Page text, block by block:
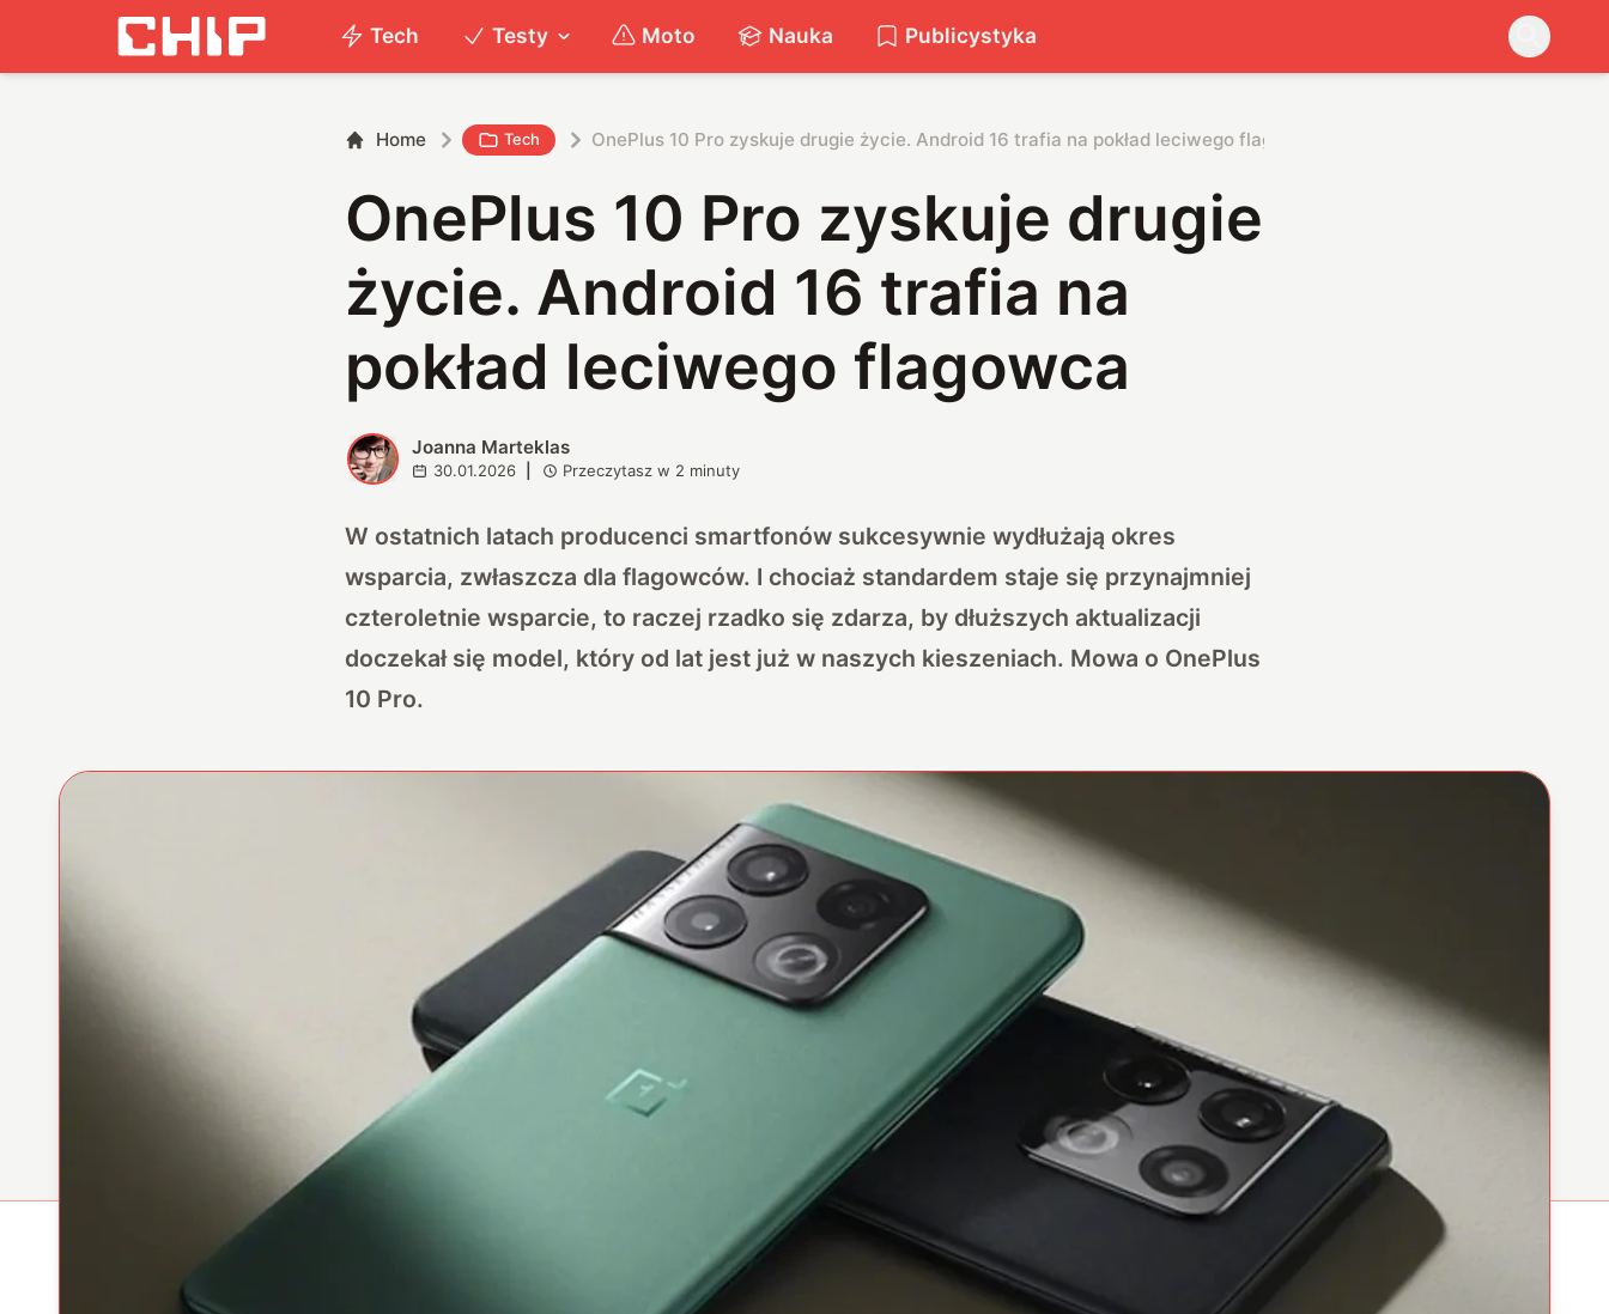
Tech Testy Moto Nauka Publicystyka
Home Tech OnePlus 10 Pro zyskuje drugie życie. Android 16 trafia na pokład leciwego flagowca
OnePlus 10 Pro zyskuje drugie
życie. Android 16 trafia na
pokład leciwego flagowca
J Joanna Marteklas
30.01.2026 Przeczytasz w 2 minuty
W ostatnich latach producenci smartfonów sukcesywnie wydłużają okres
wsparcia, zwłaszcza dla flagowców. I chociaż standardem staje się przynajmniej
czteroletnie wsparcie, to raczej rzadko się zdarza, by dłuższych aktualizacji
doczekał się model, który od lat jest już w naszych kieszeniach. Mowa o OnePlus
10 Pro.